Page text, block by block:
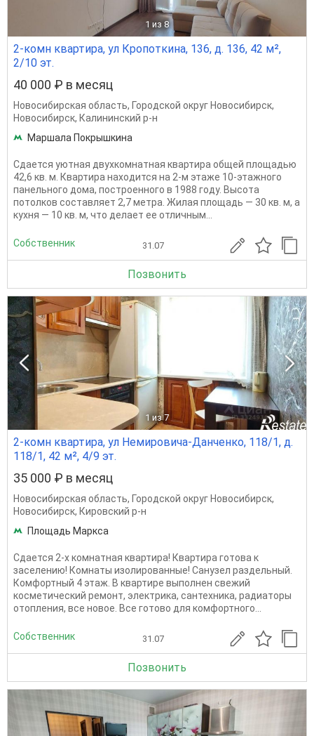
1 из 8
2-комн квартира, ул Кропоткина, 136, д. 136, 42 м²,
2/10 эт.
40 000 ₽ в месяц
Новосибирская область, Городской округ Новосибирск,
Новосибирск, Калининский р-н
Маршала Покрышкина
Сдается уютная двухкомнатная квартира общей площадью
42,6 кв. м. Квартира находится на 2-м этаже 10-этажного
панельного дома, построенного в 1988 году. Высота
потолков составляет 2,7 метра. Жилая площадь — 30 кв. м, а
кухня — 10 кв. м, что делает ее отличным...
Собственник 31.07
Позвонить
1 из 7
2-комн квартира, ул Немировича-Данченко, 118/1, д.
118/1, 42 м², 4/9 эт.
35 000 ₽ в месяц
Новосибирская область, Городской округ Новосибирск,
Новосибирск, Кировский р-н
Площадь Маркса
Сдается 2-х комнатная квартира! Квартира готова к
заселению! Комнаты изолированные! Санузел раздельный.
Комфортный 4 этаж. В квартире выполнен свежий
косметический ремонт, электрика, сантехника, радиаторы
отопления, все новое. Все готово для комфортного...
Собственник 31.07
Позвонить